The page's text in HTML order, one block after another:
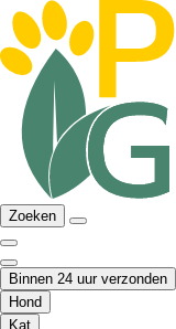
Zoeken
Binnen 24 uur verzonden
Hond
Kat